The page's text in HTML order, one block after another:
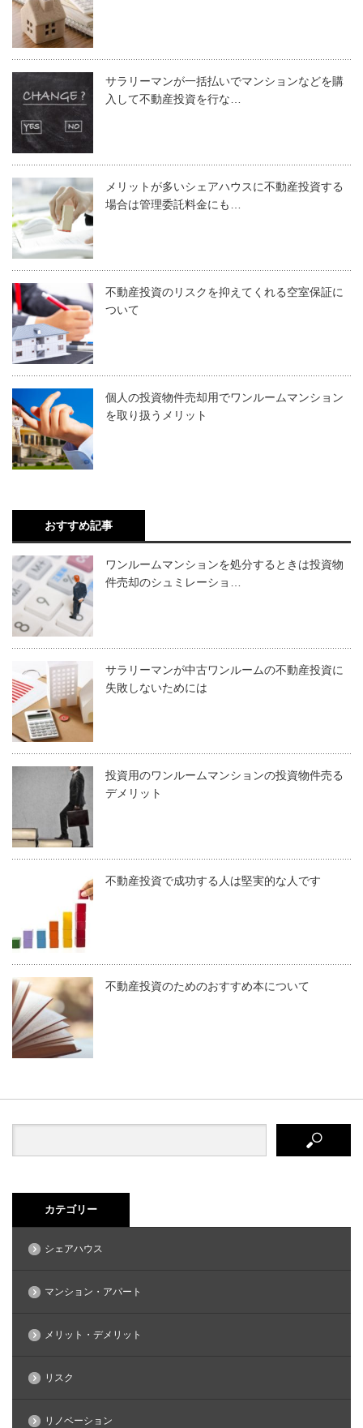
サラリーマンが一括払いでマンションなどを購
入して不動産投資を行な…
メリットが多いシェアハウスに不動産投資する
場合は管理委託料金にも…
不動産投資のリスクを抑えてくれる空室保証に
ついて
個人の投資物件売却用でワンルームマンション
を取り扱うメリット
おすすめ記事
ワンルームマンションを処分するときは投資物
件売却のシュミレーショ…
サラリーマンが中古ワンルームの不動産投資に
失敗しないためには
投資用のワンルームマンションの投資物件売る
デメリット
不動産投資で成功する人は堅実的な人です
不動産投資のためのおすすめ本について
カテゴリー
シェアハウス
マンション・アパート
メリット・デメリット
リスク
リノベーション